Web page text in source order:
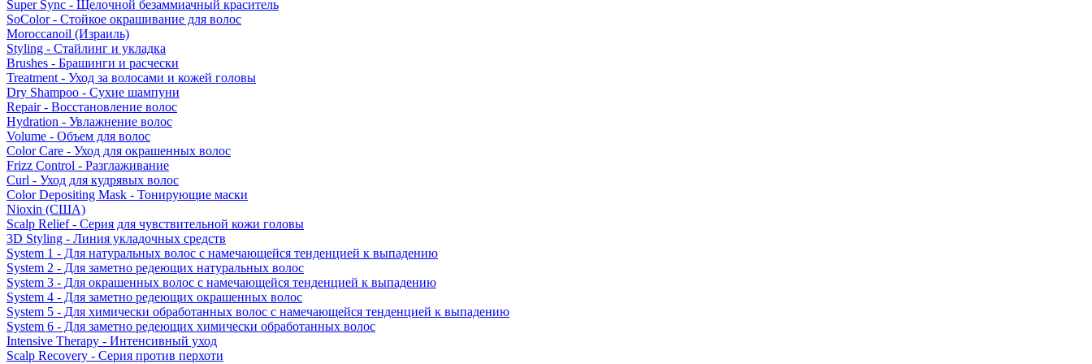
Super Sync - Щелочной безаммиачный краситель
SoColor - Стойкое окрашивание для волос
Moroccanoil (Израиль)
Styling - Стайлинг и укладка
Brushes - Брашинги и расчески
Treatment - Уход за волосами и кожей головы
Dry Shampoo - Сухие шампуни
Repair - Восстановление волос
Hydration - Увлажнение волос
Volume - Объем для волос
Color Care - Уход для окрашенных волос
Frizz Control - Разглаживание
Curl - Уход для кудрявых волос
Color Depositing Mask - Тонирующие маски
Nioxin (США)
Scalp Relief - Серия для чувствительной кожи головы
3D Styling - Линия укладочных средств
System 1 - Для натуральных волос с намечающейся тенденцией к выпадению
System 2 - Для заметно редеющих натуральных волос
System 3 - Для окрашенных волос с намечающейся тенденцией к выпадению
System 4 - Для заметно редеющих окрашенных волос
System 5 - Для химически обработанных волос с намечающейся тенденцией к выпадению
System 6 - Для заметно редеющих химически обработанных волос
Intensive Therapy - Интенсивный уход
Scalp Recovery - Серия против перхоти